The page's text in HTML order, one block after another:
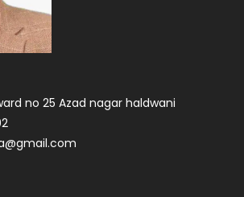
no 25 Azad nagar haldwani